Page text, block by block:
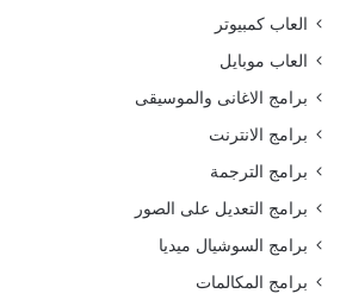
العاب كمبيوتر
العاب موبايل
برامج الاغانى والموسيقى
برامج الانترنت
برامج الترجمة
برامج التعديل على الصور
برامج السوشيال ميديا
برامج المكالمات